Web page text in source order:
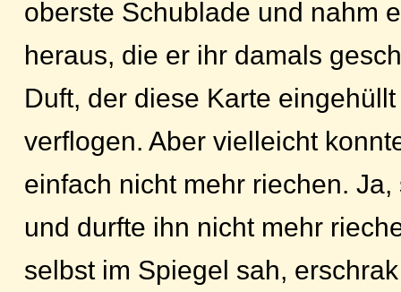
oberste Schublade und nahm
heraus, die er ihr damals
Duft, der diese Karte
verflogen. Aber vielleicht
einfach nicht mehr riechen.
und durfte ihn nicht mehr
selbst im Spiegel sah,